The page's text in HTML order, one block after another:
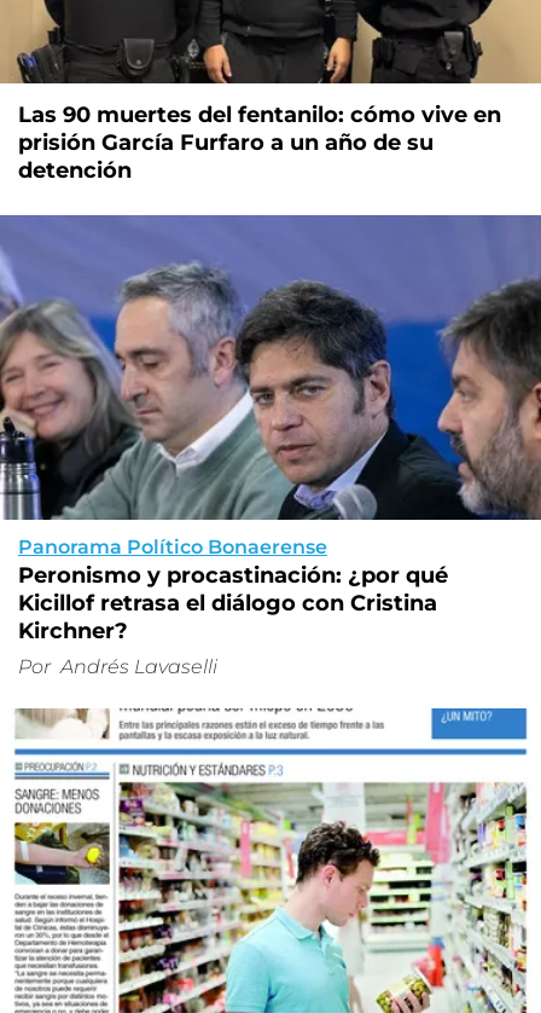
Las 90 muertes del fentanilo: cómo vive en
prisión García Furfaro a un año de su
detención
Panorama Político Bonaerense
Peronismo y procastinación: ¿por qué
Kicillof retrasa el diálogo con Cristina
Kirchner?
Por Andrés Lavaselli